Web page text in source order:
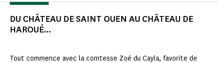
DU CHÂTEAU DE SAINT OUEN AU CHÂTEAU DE
HAROUÉ...
Tout commence avec la comtesse Zoé du Cayla, favorite de